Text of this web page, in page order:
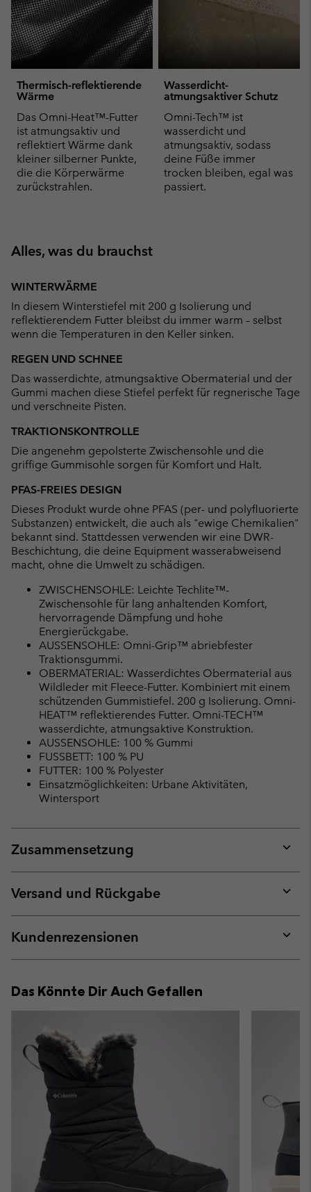
Thermisch-reflektierende
Wärme
Das Omni-Heat™-Futter
ist atmungsaktiv und
reflektiert Wärme dank
kleiner silberner Punkte,
die die Körperwärme
zurückstrahlen.
Wasserdicht-
atmungsaktiver Schutz
Omni-Tech™ ist
wasserdicht und
atmungsaktiv, sodass
deine Füße immer
trocken bleiben, egal was
passiert.
Alles, was du brauchst
WINTERWÄRME
In diesem Winterstiefel mit 200 g Isolierung und
reflektierendem Futter bleibst du immer warm – selbst
wenn die Temperaturen in den Keller sinken.
REGEN UND SCHNEE
Das wasserdichte, atmungsaktive Obermaterial und der
Gummi machen diese Stiefel perfekt für regnerische Tage
und verschneite Pisten.
TRAKTIONSKONTROLLE
Die angenehm gepolsterte Zwischensohle und die
griffige Gummisohle sorgen für Komfort und Halt.
PFAS-FREIES DESIGN
Dieses Produkt wurde ohne PFAS (per- und polyfluorierte
Substanzen) entwickelt, die auch als "ewige Chemikalien"
bekannt sind. Stattdessen verwenden wir eine DWR-
Beschichtung, die deine Equipment wasserabweisend
macht, ohne die Umwelt zu schädigen.
ZWISCHENSOHLE: Leichte Techlite™-
Zwischensohle für lang anhaltenden Komfort,
hervorragende Dämpfung und hohe
Energierückgabe.
AUSSENSOHLE: Omni-Grip™ abriebfester
Traktionsgummi.
OBERMATERIAL: Wasserdichtes Obermaterial aus
Wildleder mit Fleece-Futter. Kombiniert mit einem
schützenden Gummistiefel. 200 g Isolierung. Omni-
HEAT™ reflektierendes Futter. Omni-TECH™
wasserdichte, atmungsaktive Konstruktion.
AUSSENSOHLE: 100 % Gummi
FUSSBETT: 100 % PU
FUTTER: 100 % Polyester
Einsatzmöglichkeiten: Urbane Aktivitäten,
Wintersport
Zusammensetzung
or
Versand und Rückgabe
or
Kundenrezensionen
or
Das Könnte Dir Auch Gefallen